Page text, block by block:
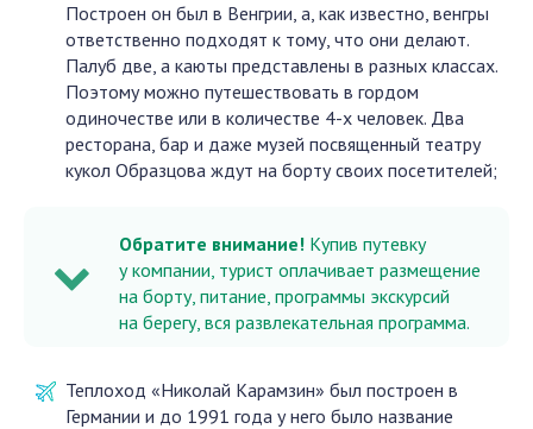
Построен он был в Венгрии, а, как известно, венгры
ответственно подходят к тому, что они делают.
Палуб две, а каюты представлены в разных классах.
Поэтому можно путешествовать в гордом
одиночестве или в количестве 4-х человек. Два
ресторана, бар и даже музей посвященный театру
кукол Образцова ждут на борту своих посетителей;
Обратите внимание! Купив путевку
у компании, турист оплачивает размещение
на борту, питание, программы экскурсий
на берегу, вся развлекательная программа.
Теплоход «Николай Карамзин» был построен в
Германии и до 1991 года у него было название